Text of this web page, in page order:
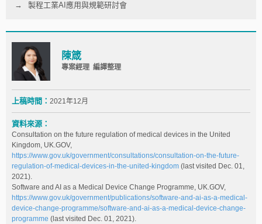
製程工業AI應用與規範研討會
陳箴
專案經理 編譯整理
上稿時間： 2021年12月
資料來源：
Consultation on the future regulation of medical devices in the United
Kingdom, UK.GOV,
https://www.gov.uk/government/consultations/consultation-on-the-future-
regulation-of-medical-devices-in-the-united-kingdom (last visited Dec. 01,
2021).
Software and AI as a Medical Device Change Programme, UK.GOV,
https://www.gov.uk/government/publications/software-and-ai-as-a-medical-
device-change-programme/software-and-ai-as-a-medical-device-change-
programme (last visited Dec. 01, 2021).